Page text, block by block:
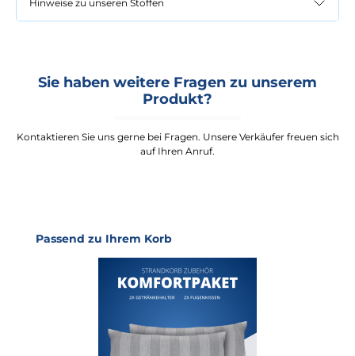
Hinweise zu unseren Stoffen
Sie haben weitere Fragen zu unserem
Produkt?
Kontaktieren Sie uns gerne bei Fragen. Unsere Verkäufer freuen sich
auf Ihren Anruf.
Produktgalerie überspringen
Passend zu Ihrem Korb